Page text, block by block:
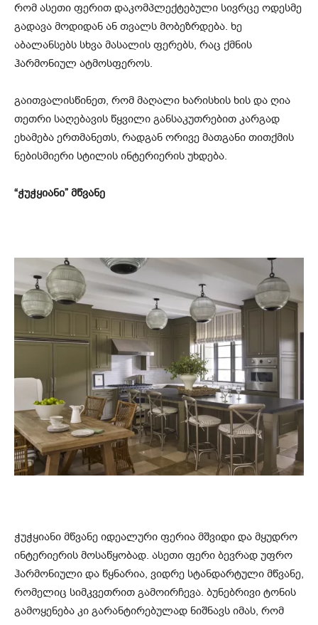
რომ ასეთი ფერით დაკომპლექტებული სივრცე ოდესმე
გადავა მოდიდან ან თვალს მობეზრდება. ხე
აბალანსებს სხვა მასალის ფერებს, რაც ქმნის
ჰარმონიულ ატმოსფეროს.
გაითვალისწინეთ, რომ მაღალი ხარისხის ხის და ღია
თეთრი საღებავის წყვილი განსაკუთრებით კარგად
ეხამება ერთმანეთს, რადგან ორივე მათგანი თითქმის
ნებისმიერი სტილის ინტერიერის უხდება.
“ჭუჭყიანი” მწვანე
ჭუჭყიანი მწვანე იდეალური ფერია მშვიდი და მყუდრო
ინტერიერის მოსაწყობად. ასეთი ფერი ბევრად უფრო
ჰარმონიული და წყნარია, ვიდრე სტანდარტული მწვანე,
რომელიც სიმკვეთრით გამოირჩევა. ბუნებრივი ტონის
გამოყენება კი გარანტირებულად ნიშნავს იმას, რომ